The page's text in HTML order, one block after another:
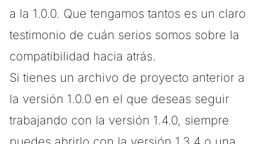
a la 1.0.0. Que tengamos tantos es un claro
testimonio de cuán serios somos sobre la
compatibilidad hacia atrás.
Si tienes un archivo de proyecto anterior a
la versión 1.0.0 en el que deseas seguir
trabajando con la versión 1.4.0, siempre